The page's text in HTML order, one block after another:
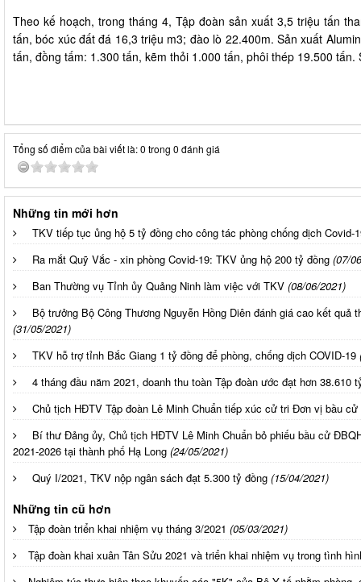
Theo kế hoạch, trong tháng 4, Tập đoàn sản xuất 3,5 triệu tấn
tấn, bóc xúc đất đá 16,3 triệu m3; đào lò 22.400m. Sản xuất
tấn, đồng tấm: 1.300 tấn, kẽm thỏi 1.000 tấn, phôi thép 19.500 tấn.
Tổng số điểm của bài viết là: 0 trong 0 đánh giá
Những tin mới hơn
TKV tiếp tục ủng hộ 5 tỷ đồng cho công tác phòng chống dịch Covid-
Ra mắt Quỹ Vắc - xin phòng Covid-19: TKV ủng hộ 200 tỷ đồng (07/
Ban Thường vụ Tỉnh ủy Quảng Ninh làm việc với TKV (08/06/2021)
Bộ trưởng Bộ Công Thương Nguyễn Hồng Diên đánh giá cao kết quả
(31/05/2021)
TKV hỗ trợ tỉnh Bắc Giang 1 tỷ đồng để phòng, chống dịch COVID-19
4 tháng đầu năm 2021, doanh thu toàn Tập đoàn ước đạt hơn 38.610
Chủ tịch HĐTV Tập đoàn Lê Minh Chuẩn tiếp xúc cử tri Đơn vị bầu
Bí thư Đảng ủy, Chủ tịch HĐTV Lê Minh Chuẩn bỏ phiếu bầu cử
2021-2026 tại thành phố Hạ Long (24/05/2021)
Quý I/2021, TKV nộp ngân sách đạt 5.300 tỷ đồng (15/04/2021)
Những tin cũ hơn
Tập đoàn triển khai nhiệm vụ tháng 3/2021 (05/03/2021)
Tập đoàn khai xuân Tân Sửu 2021 và triển khai nhiệm vụ trong tình